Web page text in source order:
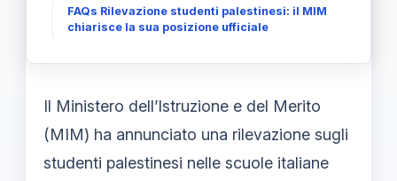
FAQs Rilevazione studenti palestinesi: il MIM
chiarisce la sua posizione ufficiale
Il Ministero dell’Istruzione e del Merito
(MIM) ha annunciato una rilevazione sugli
studenti palestinesi nelle scuole italiane